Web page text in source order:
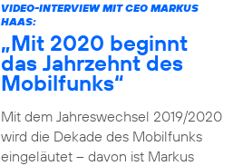
VIDEO-INTERVIEW MIT CEO MARKUS
HAAS:
„Mit 2020 beginnt
das Jahrzehnt des
Mobilfunks“
Mit dem Jahreswechsel 2019/2020
wird die Dekade des Mobilfunks
eingeläutet – davon ist Markus